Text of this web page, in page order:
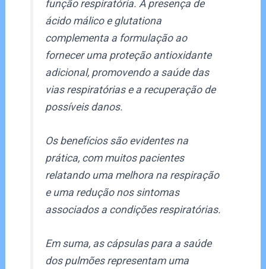
função respiratória. A presença de
ácido málico e glutationa
complementa a formulação ao
fornecer uma proteção antioxidante
adicional, promovendo a saúde das
vias respiratórias e a recuperação de
possíveis danos.
Os benefícios são evidentes na
prática, com muitos pacientes
relatando uma melhora na respiração
e uma redução nos sintomas
associados a condições respiratórias.
Em suma, as cápsulas para a saúde
dos pulmões representam uma